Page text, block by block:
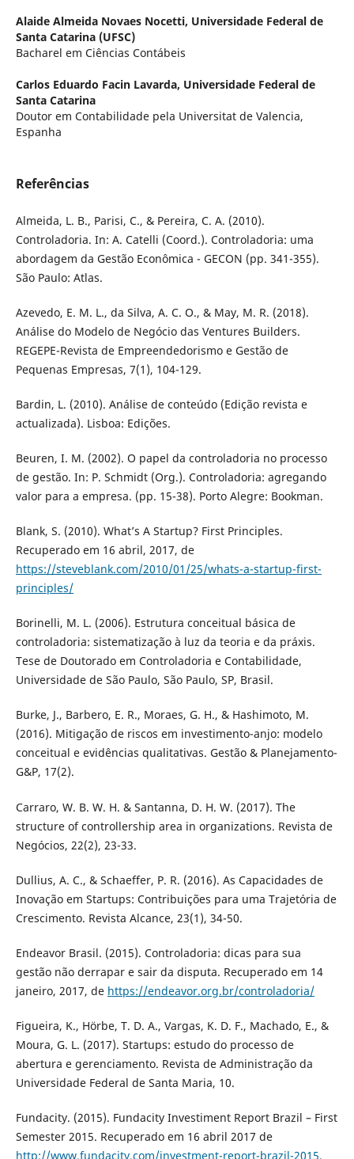
Alaide Almeida Novaes Nocetti, Universidade Federal de
Santa Catarina (UFSC)
Bacharel em Ciências Contábeis
Carlos Eduardo Facin Lavarda, Universidade Federal de
Santa Catarina
Doutor em Contabilidade pela Universitat de Valencia,
Espanha
Referências
Almeida, L. B., Parisi, C., & Pereira, C. A. (2010).
Controladoria. In: A. Catelli (Coord.). Controladoria: uma
abordagem da Gestão Econômica - GECON (pp. 341-355).
São Paulo: Atlas.
Azevedo, E. M. L., da Silva, A. C. O., & May, M. R. (2018).
Análise do Modelo de Negócio das Ventures Builders.
REGEPE-Revista de Empreendedorismo e Gestão de
Pequenas Empresas, 7(1), 104-129.
Bardin, L. (2010). Análise de conteúdo (Edição revista e
actualizada). Lisboa: Edições.
Beuren, I. M. (2002). O papel da controladoria no processo
de gestão. In: P. Schmidt (Org.). Controladoria: agregando
valor para a empresa. (pp. 15-38). Porto Alegre: Bookman.
Blank, S. (2010). What’s A Startup? First Principles.
Recuperado em 16 abril, 2017, de
https://steveblank.com/2010/01/25/whats-a-startup-first-
principles/
Borinelli, M. L. (2006). Estrutura conceitual básica de
controladoria: sistematização à luz da teoria e da práxis.
Tese de Doutorado em Controladoria e Contabilidade,
Universidade de São Paulo, São Paulo, SP, Brasil.
Burke, J., Barbero, E. R., Moraes, G. H., & Hashimoto, M.
(2016). Mitigação de riscos em investimento-anjo: modelo
conceitual e evidências qualitativas. Gestão & Planejamento-
G&P, 17(2).
Carraro, W. B. W. H. & Santanna, D. H. W. (2017). The
structure of controllership area in organizations. Revista de
Negócios, 22(2), 23-33.
Dullius, A. C., & Schaeffer, P. R. (2016). As Capacidades de
Inovação em Startups: Contribuições para uma Trajetória de
Crescimento. Revista Alcance, 23(1), 34-50.
Endeavor Brasil. (2015). Controladoria: dicas para sua
gestão não derrapar e sair da disputa. Recuperado em 14
janeiro, 2017, de https://endeavor.org.br/controladoria/
Figueira, K., Hörbe, T. D. A., Vargas, K. D. F., Machado, E., &
Moura, G. L. (2017). Startups: estudo do processo de
abertura e gerenciamento. Revista de Administração da
Universidade Federal de Santa Maria, 10.
Fundacity. (2015). Fundacity Investiment Report Brazil – First
Semester 2015. Recuperado em 16 abril 2017 de
http://www.fundacity.com/investment-report-brazil-2015.